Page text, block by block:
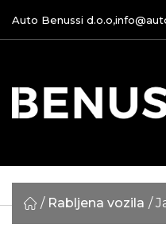
Auto Benussi d.o.o,
Rabljena vozila